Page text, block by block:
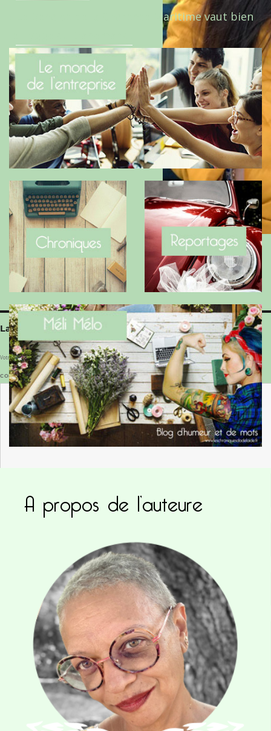
Laisser un commentaire
Votre adresse e-mail ne sera pas publiée.Les champs obligatoires sont indiqués avec
COMMENTAIRE*
Enregistrer mon nom, mon e-mail et mon site dans le navigateur pour mon prochain commentaire.
Le Benaise de la Charente-Maritime vaut bien
A propos de l’auteure